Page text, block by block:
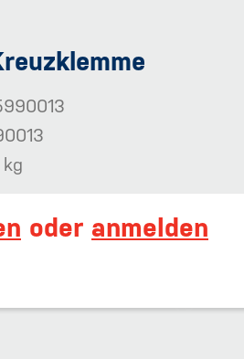
oder anmelden